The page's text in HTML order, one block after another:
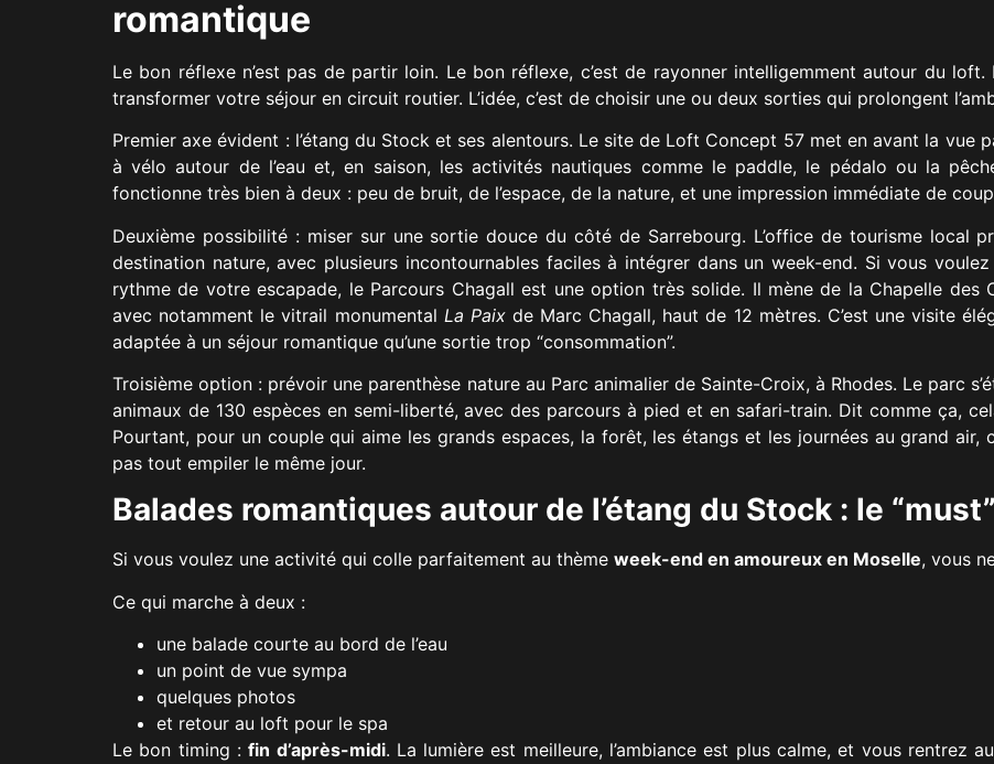
romantique
Le bon réflexe n’est pas de partir loin. Le bon réflexe, c’est de rayonner intelligemment autour du loft.
transformer votre séjour en circuit routier. L’idée, c’est de choisir une ou deux sorties qui prolongent
Premier axe évident : l’étang du Stock et ses alentours. Le site de Loft Concept 57 met en avant la vue
à vélo autour de l’eau et, en saison, les activités nautiques comme le paddle, le pédalo ou la
fonctionne très bien à deux : peu de bruit, de l’espace, de la nature, et une impression immédiate de
Deuxième possibilité : miser sur une sortie douce du côté de Sarrebourg. L’office de tourisme local
destination nature, avec plusieurs incontournables faciles à intégrer dans un week-end. Si vous
rythme de votre escapade, le Parcours Chagall est une option très solide. Il mène de la Chapelle des
avec notamment le vitrail monumental La Paixde Marc Chagall, haut de 12 mètres. C’est une visite
adaptée à un séjour romantique qu’une sortie trop “consommation”.
Troisième option : prévoir une parenthèse nature au Parc animalier de Sainte-Croix, à Rhodes. Le parc
animaux de 130 espèces en semi-liberté, avec des parcours à pied et en safari-train. Dit comme ça,
Pourtant, pour un couple qui aime les grands espaces, la forêt, les étangs et les journées au grand air,
pas tout empiler le même jour.
Balades romantiques autour de l’étang du Stock : le
Si vous voulez une activité qui colle parfaitement au thème week-end en amoureux en Moselle, vous
Ce qui marche à deux :
une balade courte au bord de l’eau
un point de vue sympa
quelques photos
et retour au loft pour le spa
Le bon timing :fin d’après-midi. La lumière est meilleure, l’ambiance est plus calme, et vous rentrez